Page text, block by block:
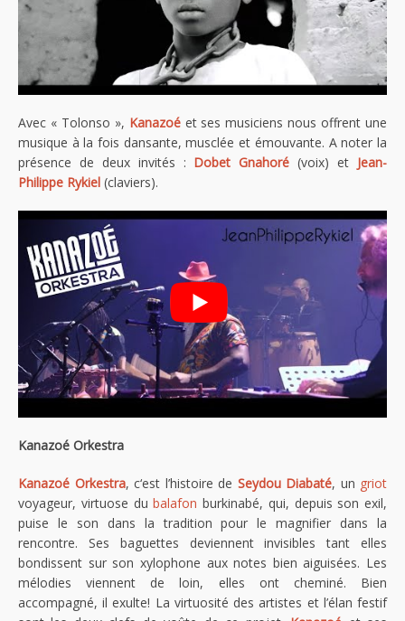
Avec « Tolonso », Kanazoéet ses musiciens nous offrent une
musique à la fois dansante, musclée et émouvante. A noter la
présence de deux invités : Dobet Gnahoré (voix) et Jean-
Philippe Rykiel (claviers).
Kanazoé Orkestra
Kanazoé Orkestra, c‘est l’histoire de Seydou Diabaté, un griot
voyageur, virtuose dubalafon burkinabé, qui, depuis son exil,
puise le son dans la tradition pour le magnifier dans la
rencontre. Ses baguettes deviennent invisibles tant elles
bondissent sur son xylophone aux notes bien aiguisées. Les
mélodies viennent de loin, elles ont cheminé. Bien
accompagné, il exulte! La virtuosité des artistes et l’élan festif